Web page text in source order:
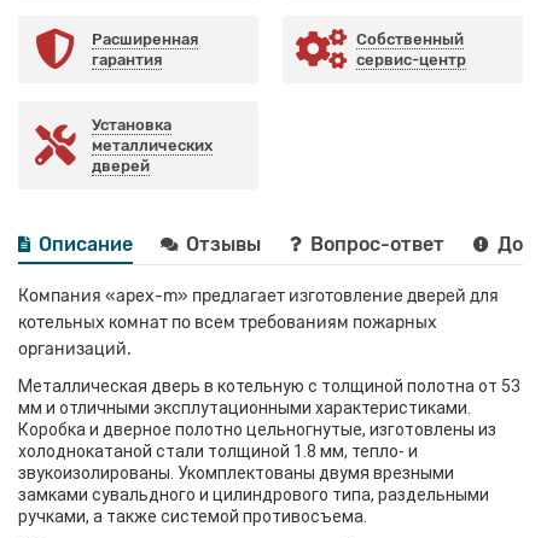
Расширенная
гарантия
Собственный
сервис-центр
Установка
металлических
дверей
Описание Отзывы Вопрос-ответ
Компания «apex-m» предлагает изготовление дверей для
котельных комнат по всем требованиям пожарных
организаций.
Металлическая дверь в котельную с толщиной полотна от 53
мм и отличными эксплутационными характеристиками.
Коробка и дверное полотно цельногнутые, изготовлены из
холоднокатаной стали толщиной 1.8 мм, тепло- и
звукоизолированы. Укомплектованы двумя врезными
замками сувальдного и цилиндрового типа, раздельными
ручками, а также системой противосъема.